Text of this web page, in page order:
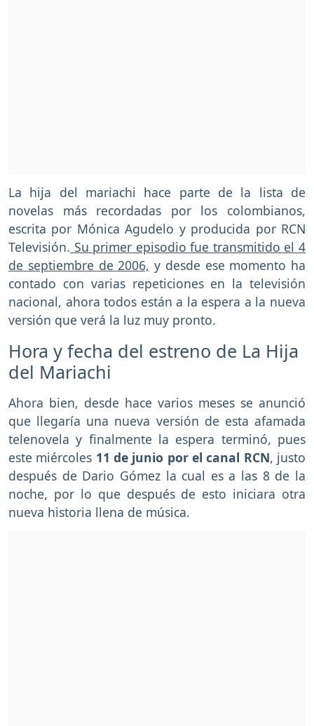
La hija del mariachi hace parte de la lista de
novelas más recordadas por los colombianos,
escrita por Mónica Agudelo y producida por RCN
Televisión. Su primer episodio fue transmitido el 4
de septiembre de 2006, y desde ese momento ha
contado con varias repeticiones en la televisión
nacional, ahora todos están a la espera a la nueva
versión que verá la luz muy pronto.
Hora y fecha del estreno de La Hija
del Mariachi
Ahora bien, desde hace varios meses se anunció
que llegaría una nueva versión de esta afamada
telenovela y finalmente la espera terminó, pues
este miércoles 11 de junio por el canal RCN, justo
después de Dario Gómez la cual es a las 8 de la
noche, por lo que después de esto iniciara otra
nueva historia llena de música.